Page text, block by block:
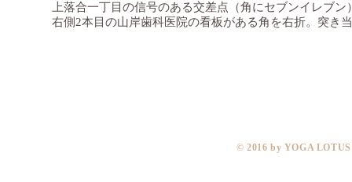
上落合一丁目の信号のある交差点（角にセブンイレブ
右側2本目の山岸歯科医院の看板がある角を右折。突き
​© 2016 by YOGA